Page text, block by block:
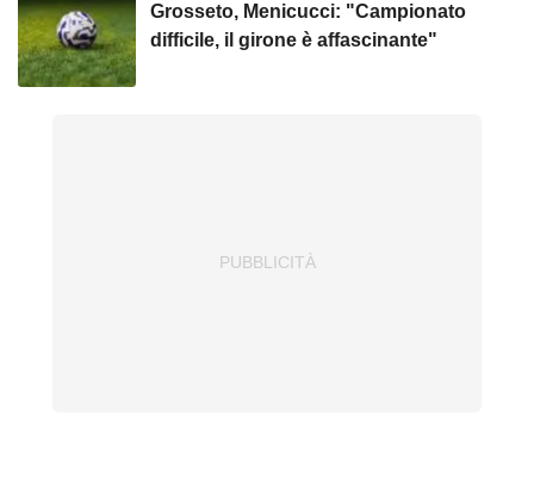
Grosseto, Menicucci: "Campionato
difficile, il girone è affascinante"